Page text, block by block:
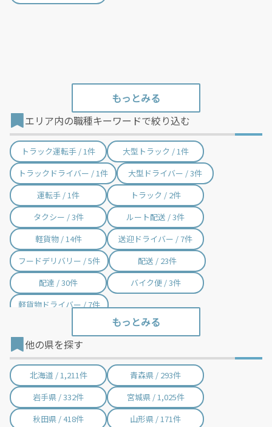
御蔵島村 / 1件
八丈町 / 1件
青ヶ島村 / 1件
小笠原村 / 1件
エリア内の職種キーワードで絞り込む
トラック運転手 / 1件
大型トラック / 1件
トラックドライバー / 1件
大型ドライバー / 3件
運転手 / 1件
トラック / 2件
タクシー / 3件
ルート配送 / 3件
軽貨物 / 14件
送迎ドライバー / 7件
フードデリバリー / 5件
配送 / 23件
配達 / 30件
バイク便 / 3件
軽貨物ドライバー / 7件
他の県を探す
北海道 / 1,211件
青森県 / 293件
岩手県 / 332件
宮城県 / 1,025件
秋田県 / 418件
山形県 / 171件